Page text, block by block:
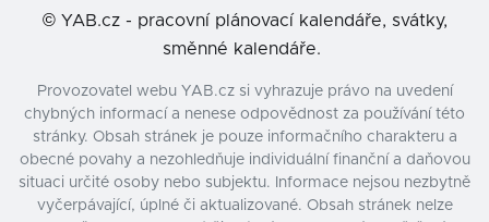
© YAB.cz - pracovní plánovací kalendáře, svátky,
směnné kalendáře.
Provozovatel webu YAB.cz si vyhrazuje právo na uvedení
chybných informací a nenese odpovědnost za používání této
stránky. Obsah stránek je pouze informačního charakteru a
obecné povahy a nezohledňuje individuální finanční a daňovou
situaci určité osoby nebo subjektu. Informace nejsou nezbytně
vyčerpávající, úplné či aktualizované. Obsah stránek nelze